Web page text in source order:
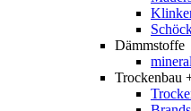
Dämmstoffe
Trockenbau